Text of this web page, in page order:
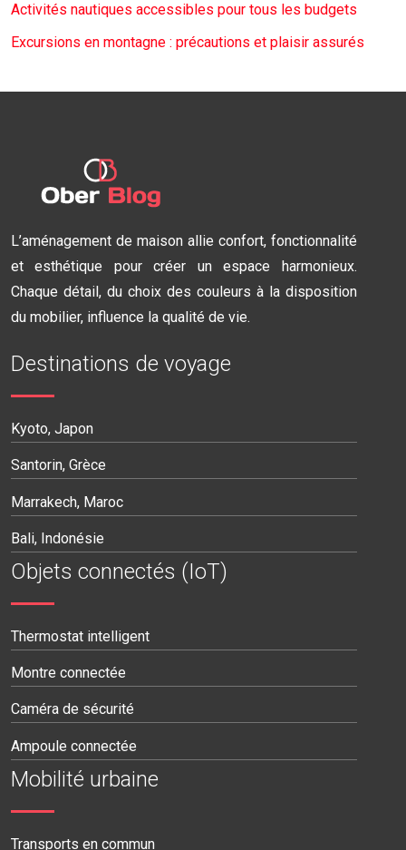
Activités nautiques accessibles pour tous les budgets
Excursions en montagne : précautions et plaisir assurés
L’aménagement de maison allie confort, fonctionnalité
et esthétique pour créer un espace harmonieux.
Chaque détail, du choix des couleurs à la disposition
du mobilier, influence la qualité de vie.
Destinations de voyage
Kyoto, Japon
Santorin, Grèce
Marrakech, Maroc
Bali, Indonésie
Objets connectés (IoT)
Thermostat intelligent
Montre connectée
Caméra de sécurité
Ampoule connectée
Mobilité urbaine
Transports en commun